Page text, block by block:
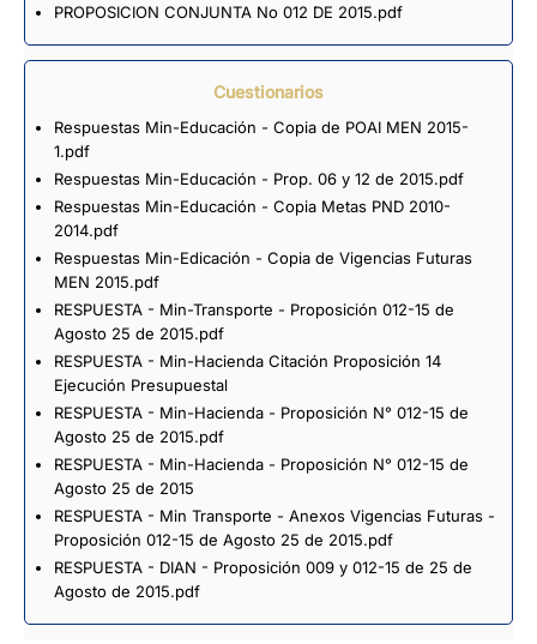
PROPOSICION CONJUNTA No 012 DE 2015.pdf
Cuestionarios
Respuestas Min-Educación - Copia de POAI MEN 2015-
1.pdf
Respuestas Min-Educación - Prop. 06 y 12 de 2015.pdf
Respuestas Min-Educación - Copia Metas PND 2010-
2014.pdf
Respuestas Min-Edicación - Copia de Vigencias Futuras
MEN 2015.pdf
RESPUESTA - Min-Transporte - Proposición 012-15 de
Agosto 25 de 2015.pdf
RESPUESTA - Min-Hacienda Citación Proposición 14
Ejecución Presupuestal
RESPUESTA - Min-Hacienda - Proposición N° 012-15 de
Agosto 25 de 2015.pdf
RESPUESTA - Min-Hacienda - Proposición N° 012-15 de
Agosto 25 de 2015
RESPUESTA - Min Transporte - Anexos Vigencias Futuras -
Proposición 012-15 de Agosto 25 de 2015.pdf
RESPUESTA - DIAN - Proposición 009 y 012-15 de 25 de
Agosto de 2015.pdf